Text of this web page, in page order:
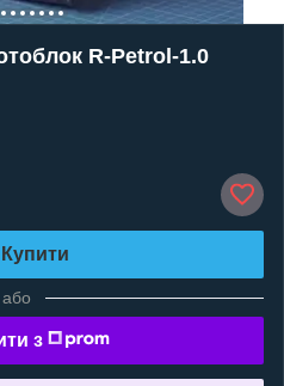
R-Petrol-1.0
Купити
або
з